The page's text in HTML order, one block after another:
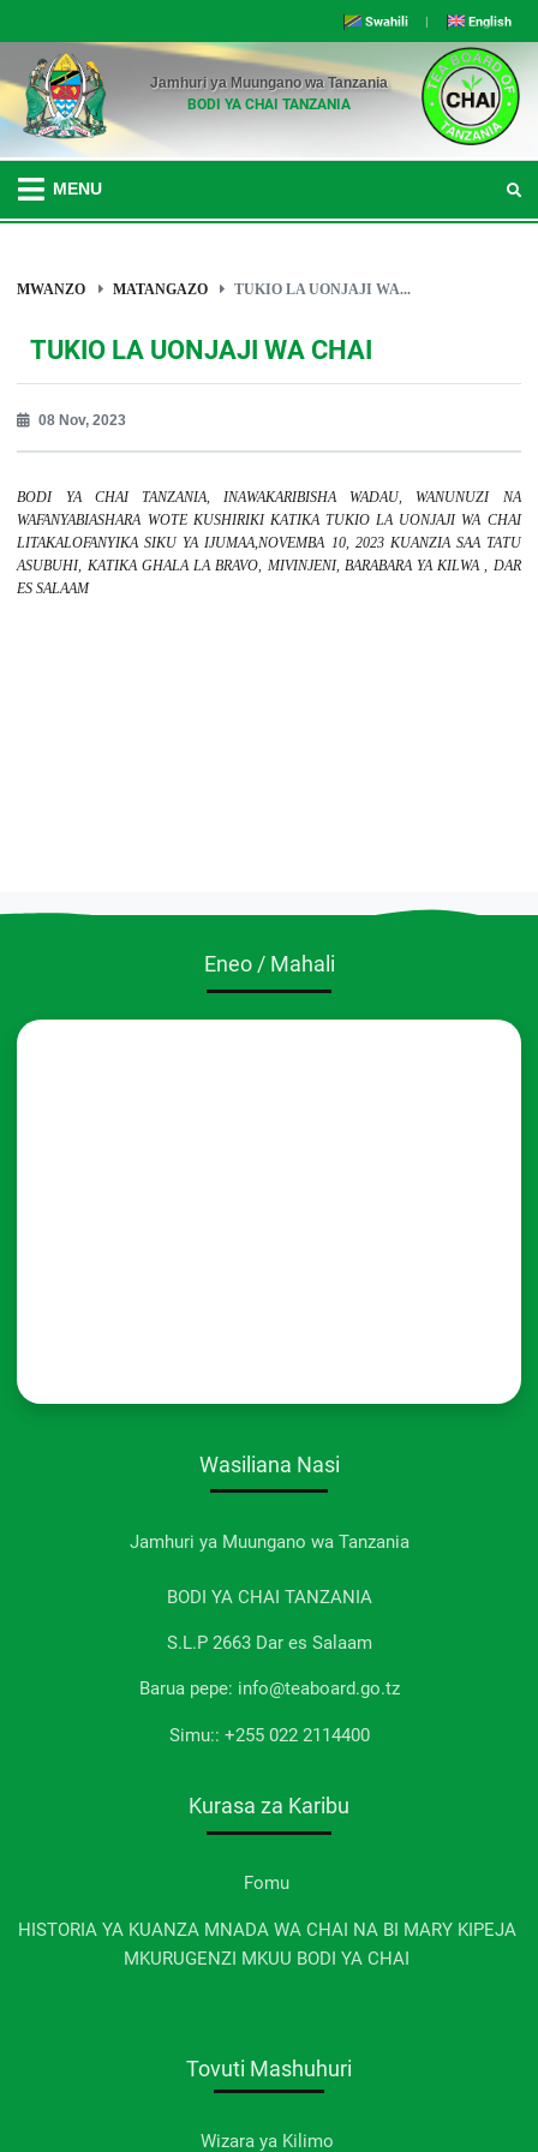
Swahili | English
Jamhuri ya Muungano wa Tanzania
BODI YA CHAI TANZANIA
MENU
MWANZO MATANGAZO TUKIO LA UONJAJI WA...
TUKIO LA UONJAJI WA CHAI
08 Nov, 2023
BODI YA CHAI TANZANIA, INAWAKARIBISHA WADAU, WANUNUZI NA
WAFANYABIASHARA WOTE KUSHIRIKI KATIKA TUKIO LA UONJAJI WA CHAI
LITAKALOFANYIKA SIKU YA IJUMAA,NOVEMBA 10, 2023 KUANZIA SAA TATU
ASUBUHI, KATIKA GHALA LA BRAVO, MIVINJENI, BARABARA YA KILWA , DAR
ES SALAAM
Eneo / Mahali
Wasiliana Nasi
Jamhuri ya Muungano wa Tanzania
BODI YA CHAI TANZANIA
S.L.P 2663 Dar es Salaam
Barua pepe: info@teaboard.go.tz
Simu:: +255 022 2114400
Kurasa za Karibu
Fomu
HISTORIA YA KUANZA MNADA WA CHAI NA BI MARY KIPEJA
MKURUGENZI MKUU BODI YA CHAI
Tovuti Mashuhuri
Wizara ya Kilimo